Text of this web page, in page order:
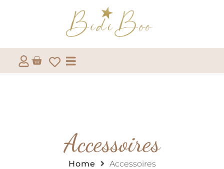
Accessoires
Home Accessoires